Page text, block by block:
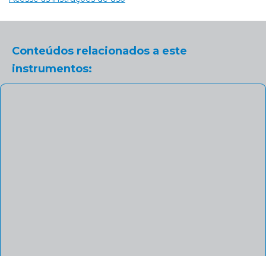
Conteúdos relacionados a este
instrumentos: